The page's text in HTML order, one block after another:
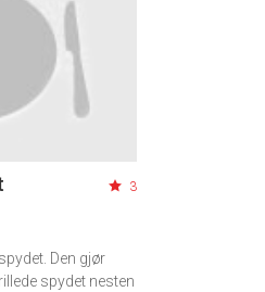
3
Den gjør
spydet nesten